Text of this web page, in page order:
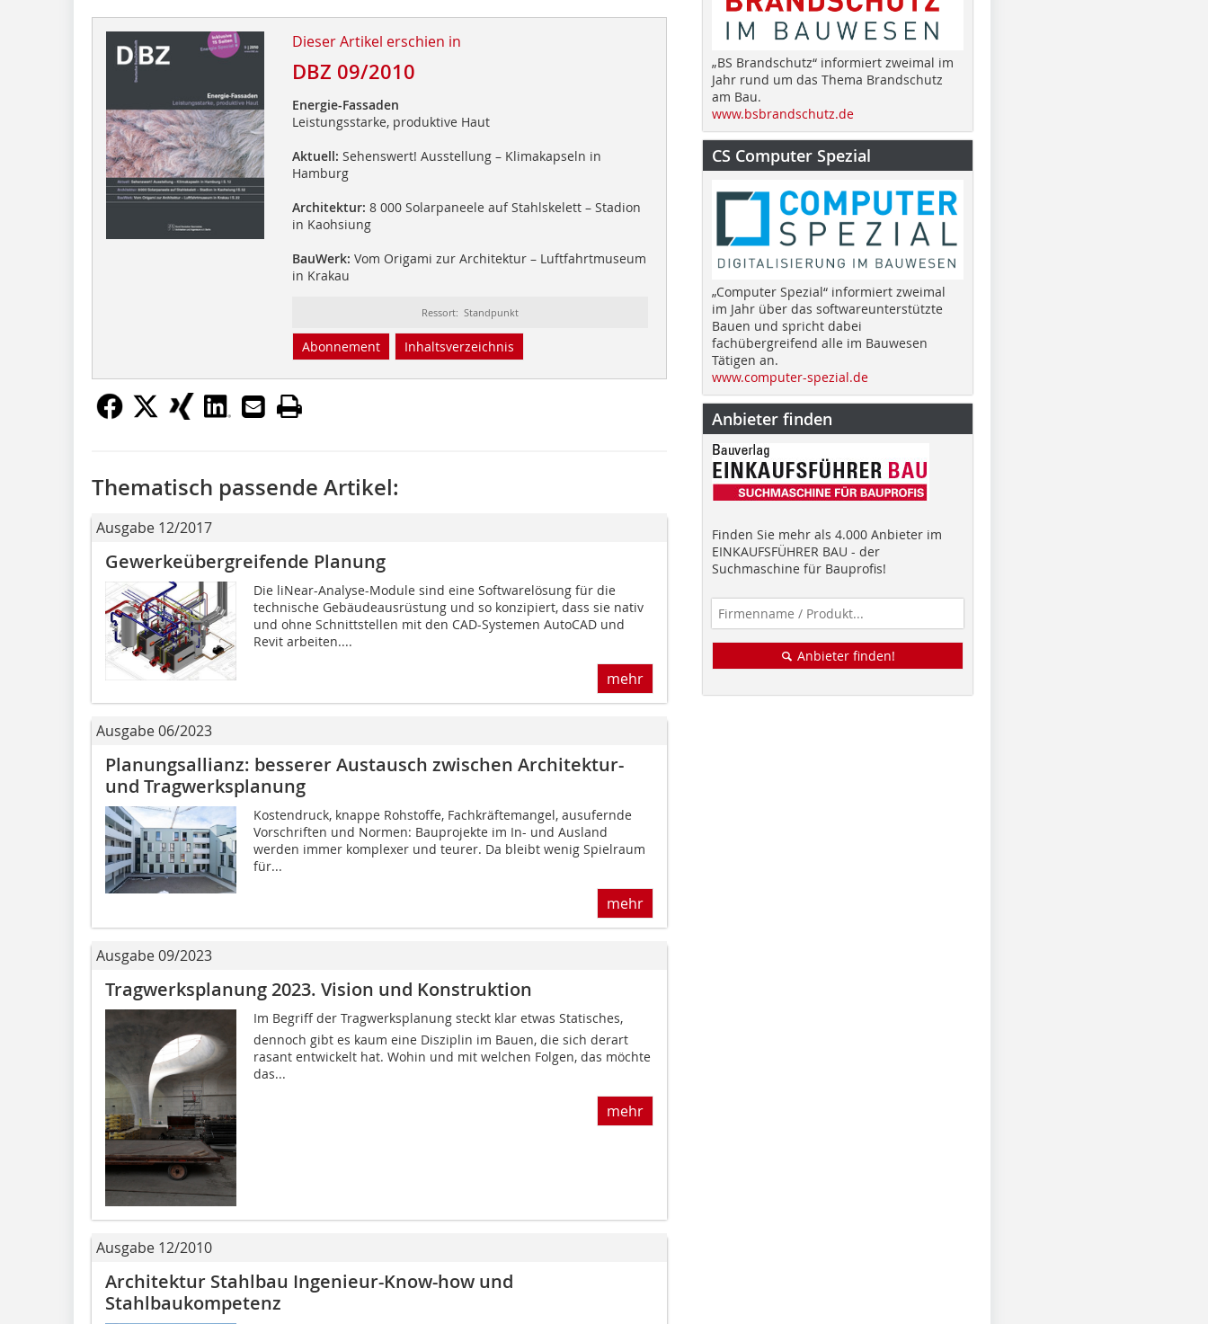
Dieser Artikel erschien in
DBZ 09/2010
Energie-Fassaden
Leistungsstarke, produktive Haut
Aktuell: Sehenswert! Ausstellung – Klimakapseln in
Hamburg
Architektur: 8 000 Solarpaneele auf Stahlskelett – Stadion
in Kaohsiung
BauWerk: Vom Origami zur Architektur – Luftfahrtmuseum
in Krakau
Ressort: Standpunkt
Abonnement Inhaltsverzeichnis
Thematisch passende Artikel:
Ausgabe 12/2017
Gewerkeübergreifende Planung
Die liNear-Analyse-Module sind eine Softwarelösung für die
technische Gebäudeausrüstung und so konzipiert, dass sie nativ
und ohne Schnittstellen mit den CAD-Systemen AutoCAD und
Revit arbeiten....
mehr
Ausgabe 06/2023
Planungsallianz: besserer Austausch zwischen Architektur-
und Tragwerksplanung
Kostendruck, knappe Rohstoffe, Fachkräftemangel, ausufernde
Vorschriften und Normen: Bauprojekte im In- und Ausland
werden immer komplexer und teurer. Da bleibt wenig Spielraum
für...
mehr
Ausgabe 09/2023
Tragwerksplanung 2023. Vision und Konstruktion
Im Begriff der Tragwerksplanung steckt klar etwas Statisches,
dennoch gibt es kaum eine Disziplin im Bauen, die sich derart
rasant entwickelt hat. Wohin und mit welchen Folgen, das möchte
das...
mehr
Ausgabe 12/2010
Architektur Stahlbau Ingenieur-Know-how und
Stahlbaukompetenz
„BS Brandschutz“ informiert zweimal im
Jahr rund um das Thema Brandschutz
am Bau.
www.bsbrandschutz.de
CS Computer Spezial
„Computer Spezial“ informiert zweimal
im Jahr über das softwareunterstützte
Bauen und spricht dabei
fachübergreifend alle im Bauwesen
Tätigen an.
www.computer-spezial.de
Anbieter finden
Finden Sie mehr als 4.000 Anbieter im
EINKAUFSFÜHRER BAU - der
Suchmaschine für Bauprofis!
Anbieter finden!